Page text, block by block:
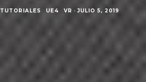
TUTORIALES UE4 VR · JULIO 5, 2019